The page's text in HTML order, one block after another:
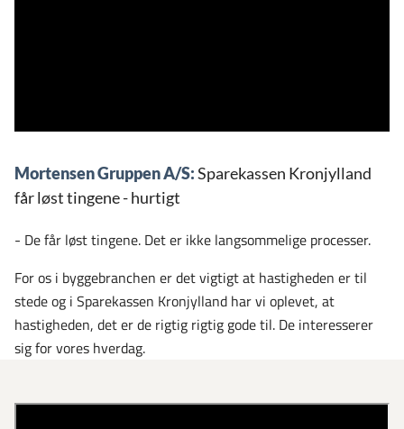
Mortensen Gruppen A/S:Sparekassen Kronjylland
får løst tingene - hurtigt
- De får løst tingene. Det er ikke langsommelige processer.
For os i byggebranchen er det vigtigt at hastigheden er til
stede og i Sparekassen Kronjylland har vi oplevet, at
hastigheden, det er de rigtig rigtig gode til. De interesserer
sig for vores hverdag.